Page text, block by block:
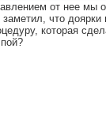
от нее мы
что доярки
которая